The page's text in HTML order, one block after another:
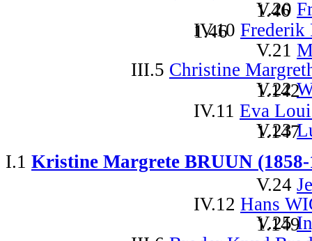
V.20
afsn. 1.46
IV.10 Frederik
afsn. 1.46
V.21
III.5 Christine
V.22
afsn. 1.142
IV.11 Eva
V.23
afsn. 1.147
I.1 Kristine Margrete BRUUN (1858-
V.24
IV.12 Hans
V.25
afsn. 1.149